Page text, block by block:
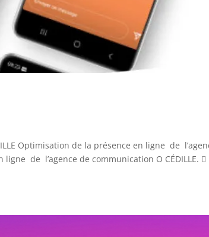
Optimisation de la présence en ligne de
de l’agence de communication O CÉDILLE. 